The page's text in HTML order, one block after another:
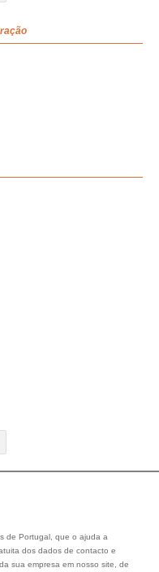
de Portugal, que o ajuda a
dos dados de contacto e
sua empresa em nosso site, de